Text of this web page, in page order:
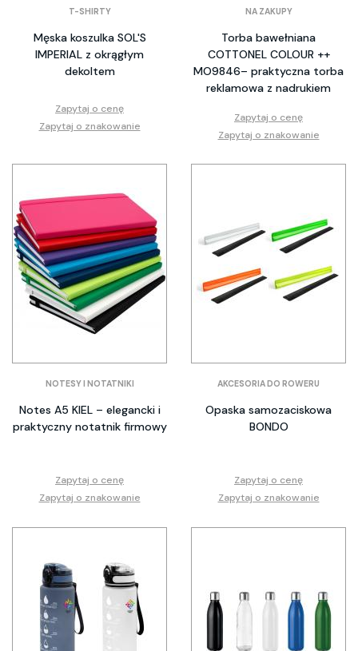
T-SHIRTY
Męska koszulka SOL'S
IMPERIAL z okrągłym
dekoltem
Zapytaj o cenę
Zapytaj o znakowanie
NA ZAKUPY
Torba bawełniana
COTTONEL COLOUR ++
MO9846– praktyczna torba
reklamowa z nadrukiem
Zapytaj o cenę
Zapytaj o znakowanie
NOTESY I NOTATNIKI
Notes A5 KIEL – elegancki i
praktyczny notatnik firmowy
Zapytaj o cenę
Zapytaj o znakowanie
AKCESORIA DO ROWERU
Opaska samozaciskowa
BONDO
Zapytaj o cenę
Zapytaj o znakowanie